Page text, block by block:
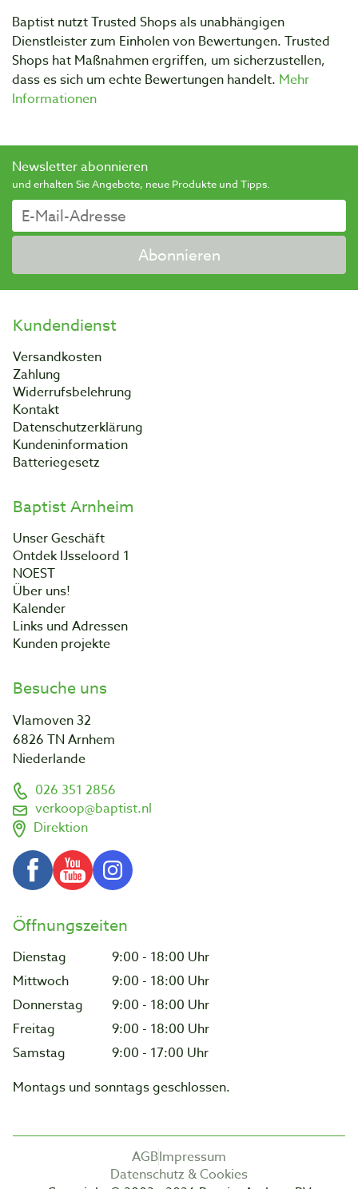
Baptist nutzt Trusted Shops als unabhängigen
Dienstleister zum Einholen von Bewertungen. Trusted
Shops hat Maßnahmen ergriffen, um sicherzustellen,
dass es sich um echte Bewertungen handelt. Mehr
Informationen
Newsletter abonnieren
und erhalten Sie Angebote, neue Produkte und Tipps.
Abonnieren
Kundendienst
Versandkosten
Zahlung
Widerrufsbelehrung
Kontakt
Datenschutzerklärung
Kundeninformation
Batteriegesetz
Baptist Arnheim
Unser Geschäft
Ontdek IJsseloord 1
NOEST
Über uns!
Kalender
Links und Adressen
Kunden projekte
Besuche uns
Vlamoven 32
6826 TN Arnhem
Niederlande
026 351 2856
verkoop@baptist.nl
Direktion
Öffnungszeiten
Dienstag
9:00 - 18:00 Uhr
Mittwoch
9:00 - 18:00 Uhr
Donnerstag
9:00 - 18:00 Uhr
Freitag
9:00 - 18:00 Uhr
Samstag
9:00 - 17:00 Uhr
Montags und sonntags geschlossen.
AGBImpressum
Datenschutz & Cookies